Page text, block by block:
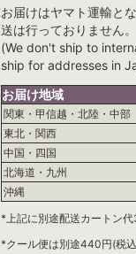
お届けはヤマト運輸と
送は行っておりません。
(We don't ship to
ship for addresses in
お届け地域
関東・甲信越・北陸・中部
東北・関西
中国・四国
北海道・九州
沖縄
*上記に別途配送カートン
*クール便は別途440円(税込